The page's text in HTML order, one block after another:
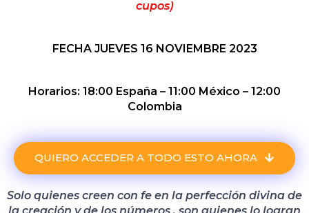
cupos)
FECHA JUEVES 16 NOVIEMBRE 2023
Horarios: 18:00 España – 11:00 México – 12:00
Colombia
QUIERO ACCEDER A TODO ESTO AHORA
Solo quienes creen con fe en la perfección divina de